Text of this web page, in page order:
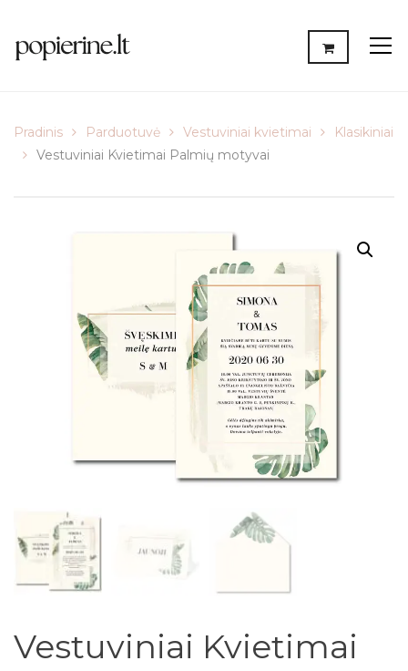
Pradinis Parduotuvė Vestuviniai kvietimai
Klasikiniai
Vestuviniai Kvietimai Palmių motyvai
Vestuviniai Kvietimai